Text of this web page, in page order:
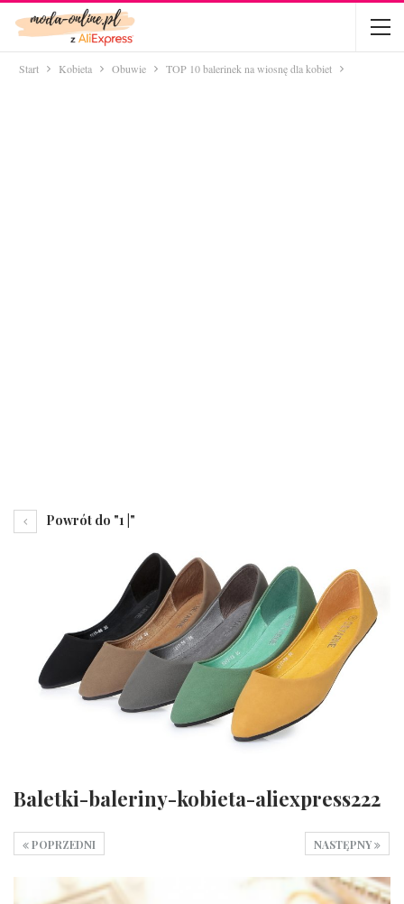
Start Kobieta Obuwie TOP 10 balerinek na wiosnę dla kobiet
Powrót do "1 |"
Baletki-baleriny-kobieta-aliexpress222
NASTĘPNY
POPRZEDNI